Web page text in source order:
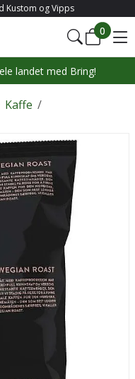
Kustom og Vipps
0
landet med Bring!
/
Kaffe